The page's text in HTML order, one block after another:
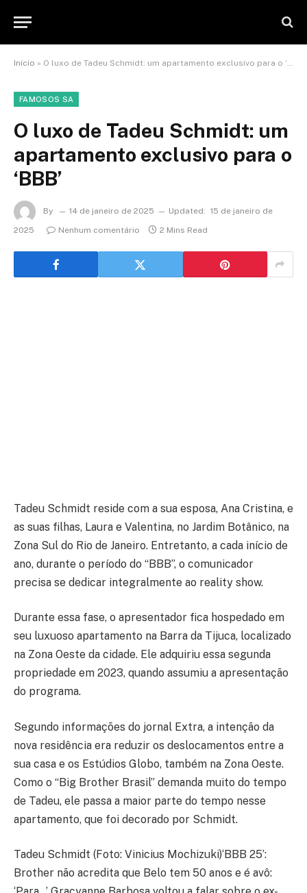
Início » O luxo de Tadeu Schmidt: um apartamento exclusivo para o ‘BBB’
FAMOSOS SA
O luxo de Tadeu Schmidt: um
apartamento exclusivo para o
‘BBB’
By 14 de janeiro de 2025 Updated: 15 de janeiro de
2025
Nenhum comentário 2 Mins Read
Tadeu Schmidt reside com a sua esposa, Ana Cristina, e
as suas filhas, Laura e Valentina, no Jardim Botânico, na
Zona Sul do Rio de Janeiro. Entretanto, a cada início de
ano, durante o período do “BBB”, o comunicador
precisa se dedicar integralmente ao reality show.
Durante essa fase, o apresentador fica hospedado em
seu luxuoso apartamento na Barra da Tijuca, localizado
na Zona Oeste da cidade. Ele adquiriu essa segunda
propriedade em 2023, quando assumiu a apresentação
do programa.
Segundo informações do jornal Extra, a intenção da
nova residência era reduzir os deslocamentos entre a
sua casa e os Estúdios Globo, também na Zona Oeste.
Como o “Big Brother Brasil” demanda muito do tempo
de Tadeu, ele passa a maior parte do tempo nesse
apartamento, que foi decorado por Schmidt.
Tadeu Schmidt (Foto: Vinicius Mochizuki)‘BBB 25’:
Brother não acredita que Belo tem 50 anos e é avô: